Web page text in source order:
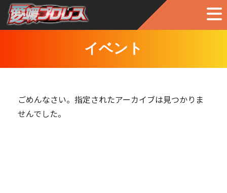
イベント
ごめんなさい。指定されたアーカイブは見つかりま
せんでした。